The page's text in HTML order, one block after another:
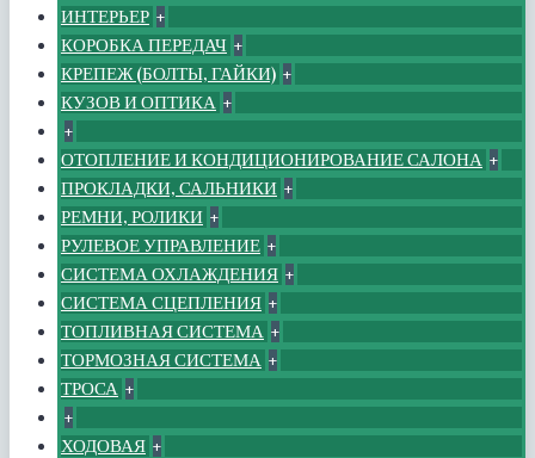
ИНТЕРЬЕР +
КОРОБКА ПЕРЕДАЧ +
КРЕПЕЖ (БОЛТЫ, ГАЙКИ) +
КУЗОВ И ОПТИКА +
+
ОТОПЛЕНИЕ И КОНДИЦИОНИРОВАНИЕ САЛОНА +
ПРОКЛАДКИ, САЛЬНИКИ +
РЕМНИ, РОЛИКИ +
РУЛЕВОЕ УПРАВЛЕНИЕ +
СИСТЕМА ОХЛАЖДЕНИЯ +
СИСТЕМА СЦЕПЛЕНИЯ +
ТОПЛИВНАЯ СИСТЕМА +
ТОРМОЗНАЯ СИСТЕМА +
ТРОСА +
+
ХОДОВАЯ +